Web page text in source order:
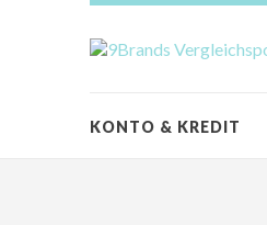
KONTO & KREDIT